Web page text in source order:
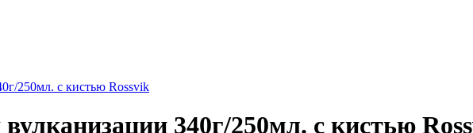
250мл. с кистью Rossvik
340г/250мл. с кистью